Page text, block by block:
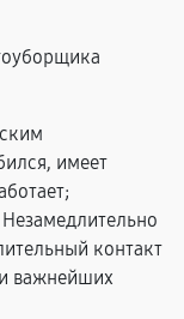
имеет
контакт
важнейших